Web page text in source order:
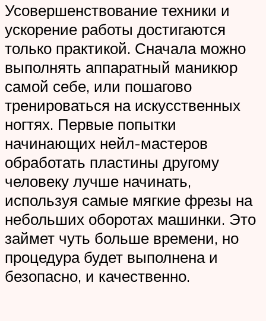
Усовершенствование техники и
ускорение работы достигаются
только практикой. Сначала можно
выполнять аппаратный маникюр
самой себе, или пошагово
тренироваться на искусственных
ногтях. Первые попытки
начинающих нейл-мастеров
обработать пластины другому
человеку лучше начинать,
используя самые мягкие фрезы на
небольших оборотах машинки. Это
займет чуть больше времени, но
процедура будет выполнена и
безопасно, и качественно.